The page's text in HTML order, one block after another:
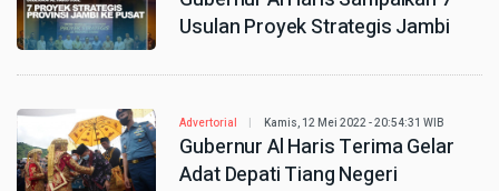
Usulan Proyek Strategis Jambi
Advertorial Kamis, 12 Mei 2022 - 20:54:31 WIB
Gubernur Al Haris Terima Gelar
Adat Depati Tiang Negeri